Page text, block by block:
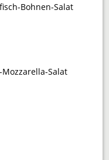
Bohnen-Salat
Salat